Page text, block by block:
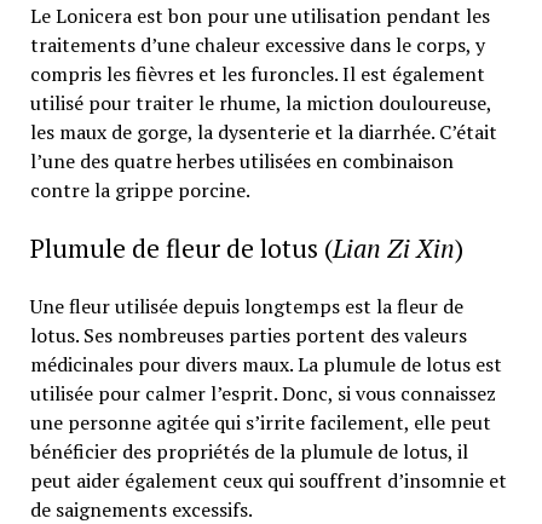
Le Lonicera est bon pour une utilisation pendant les
traitements d’une chaleur excessive dans le corps, y
compris les fièvres et les furoncles. Il est également
utilisé pour traiter le rhume, la miction douloureuse,
les maux de gorge, la dysenterie et la diarrhée. C’était
l’une des quatre herbes utilisées en combinaison
contre la grippe porcine.
Plumule de fleur de lotus (Lian Zi Xin)
Une fleur utilisée depuis longtemps est la fleur de
lotus. Ses nombreuses parties portent des valeurs
médicinales pour divers maux. La plumule de lotus est
utilisée pour calmer l’esprit. Donc, si vous connaissez
une personne agitée qui s’irrite facilement, elle peut
bénéficier des propriétés de la plumule de lotus, il
peut aider également ceux qui souffrent d’insomnie et
de saignements excessifs.